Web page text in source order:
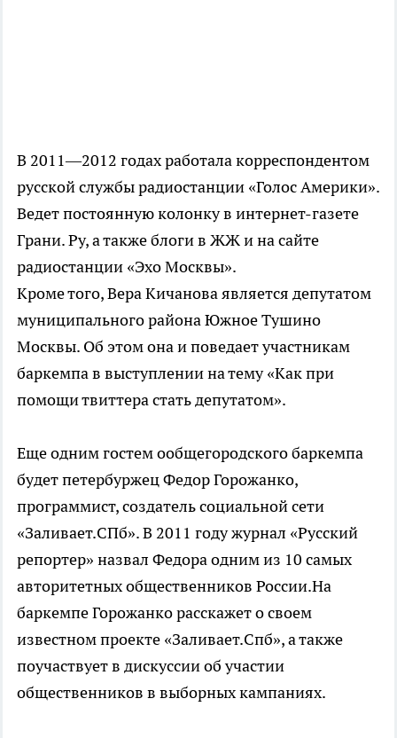
В 2011—2012 годах работала корреспондентом
русской службы радиостанции «Голос Америки».
Ведет постоянную колонку в интернет-газете
Грани. Ру, а также блоги в ЖЖ и на сайте
радиостанции «Эхо Москвы».
Кроме того, Вера Кичанова является депутатом
муниципального района Южное Тушино
Москвы. Об этом она и поведает участникам
баркемпа в выступлении на тему «Как при
помощи твиттера стать депутатом».
Еще одним гостем ообщегородского баркемпа
будет петербуржец Федор Горожанко,
программист, создатель социальной сети
«Заливает.СПб». В 2011 году журнал «Русский
репортер» назвал Федора одним из 10 самых
авторитетных общественников России.На
баркемпе Горожанко расскажет о своем
известном проекте «Заливает.Спб», а также
поучаствует в дискуссии об участии
общественников в выборных кампаниях.